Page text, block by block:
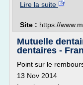
Lire la suite
Site : https://
Mutuelle
dentaires -
Point sur le
13 Nov 2014